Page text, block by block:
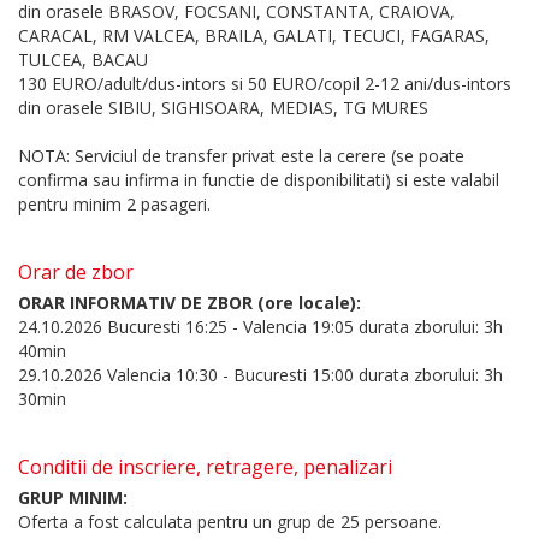
din orasele BRASOV, FOCSANI, CONSTANTA, CRAIOVA,
CARACAL, RM VALCEA, BRAILA, GALATI, TECUCI, FAGARAS,
TULCEA, BACAU
130 EURO/adult/dus-intors si 50 EURO/copil 2-12 ani/dus-intors
din orasele SIBIU, SIGHISOARA, MEDIAS, TG MURES
NOTA: Serviciul de transfer privat este la cerere (se poate
confirma sau infirma in functie de disponibilitati) si este valabil
pentru minim 2 pasageri.
Orar de zbor
ORAR INFORMATIV DE ZBOR (ore locale):
24.10.2026 Bucuresti 16:25 - Valencia 19:05 durata zborului: 3h
40min
29.10.2026 Valencia 10:30 - Bucuresti 15:00 durata zborului: 3h
30min
Conditii de inscriere, retragere, penalizari
GRUP MINIM:
Oferta a fost calculata pentru un grup de 25 persoane.